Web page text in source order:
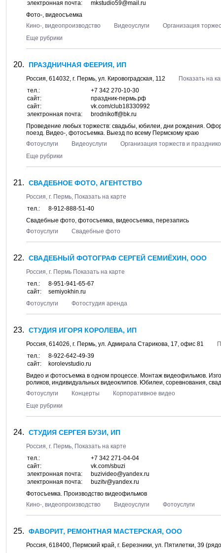
электронная почта:
mkstudio59@mail.ru
Фото-, видеосъемка
Кино-, видеопроизводство
Видеоуслуги
Организация
Еще рубрики
ПРАЗДНИЧНАЯ ФЕЕРИЯ, ИП
Россия, 614032, г. Пермь, ул. Кировоградская, 112
Показать на
тел.:
+7 342 270-10-30
сайт:
праздник-пермь.рф
сайт:
vk.com/club18330992
электронная почта:
brodnikoff@bk.ru
Проведение любых торжеств: свадьбы, юбилеи, дни рождения.
поезд. Видео-, фотосъемка. Выезд по всему Пермскому краю
Фотоуслуги
Видеоуслуги
Организация торжеств и
Еще рубрики
СВАДЕБНОЕ ФОТО, АГЕНТСТВО
Россия, г. Пермь, Показать на карте
тел.:
8-912-888-51-40
Свадебные фото, фотосъемка, видеосъемка, перезапись
Фотоуслуги
Свадебные фото
СВАДЕБНЫЙ ФОТОГРАФ СЕРГЕЙ СЕМИЁХИН, ООО
Россия, г. Пермь Показать на карте
тел.:
8-951-941-65-67
сайт:
semiyokhin.ru
Фотоуслуги
Фотостудия аренда
СТУДИЯ ИГОРЯ КОРОЛЕВА, ИП
Россия, 614026, г. Пермь, ул. Адмирала Старикова, 17, офис 81
тел.:
8-922-642-49-39
сайт:
korolevstudio.ru
Видео и фотосъемка в одном процессе. Монтаж видеофильмов.
роликов, индивидуальных видеоклипов. Юбилеи, соревнования,
Фотоуслуги
Концерты
Корпоративное видео
Еще рубрики
СТУДИЯ СЕРГЕЯ БУЗИ, ИП
Россия, г. Пермь, Показать на карте
тел.:
+7 342 271-04-04
сайт:
vk.com/sbuzi
электронная почта:
buzivideo@yandex.ru
электронная почта:
buzitv@yandex.ru
Фотосъемка. Производство видеофильмов
Кино-, видеопроизводство
Видеоуслуги Фотоуслуги
ФАВОРИТ, РЕМОНТНАЯ МАСТЕРСКАЯ, ООО
Россия, 618400, Пермский край, г. Березники, ул. Пятилетки, 39